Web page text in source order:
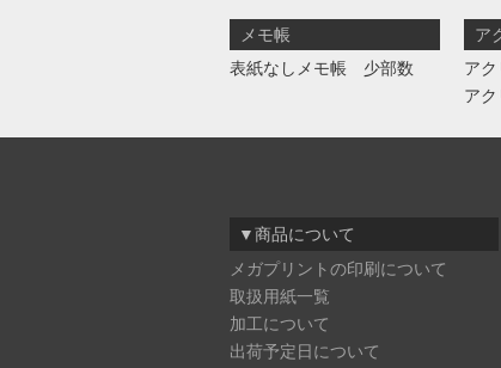
メモ帳
表紙なしメモ帳 少部数
ア
ア
ア
▼商品について
メガプリントの印刷について
取扱用紙一覧
加工について
出荷予定日について